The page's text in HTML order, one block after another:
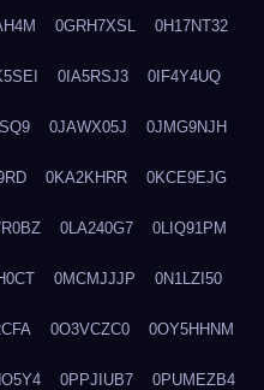
0GRH7XSL 0H17NT32
0IA5RSJ3 0IF4Y4UQ
0JAWX05J 0JMG9NJH
0KA2KHRR 0KCE9EJG
0LA240G7 0LIQ91PM
0MCMJJJP 0N1LZI50
0O3VCZC0 0OY5HHNM
0PPJIUB7 0PUMEZB4